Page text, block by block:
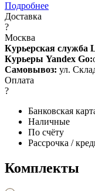
Подробнее
Доставка
?
Москва
Курьерская служба
Курьеры Yandex Go:
Самовывоз: ул.
Оплата
?
Банковская
Наличные
По счёту
Рассрочка /
Комплекты